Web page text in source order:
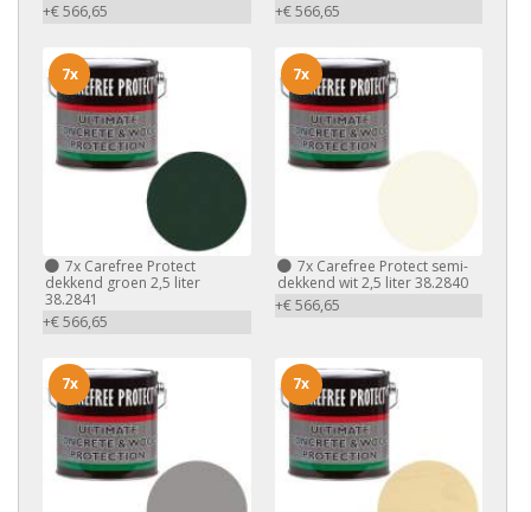
+€ 566,65
+€ 566,65
7x Carefree Protect
dekkend groen 2,5 liter
38.2841
+€ 566,65
7x
7xCarefree Protect semi-
dekkend wit 2,5 liter 38.2840
+€ 566,65
7x
7x 7x